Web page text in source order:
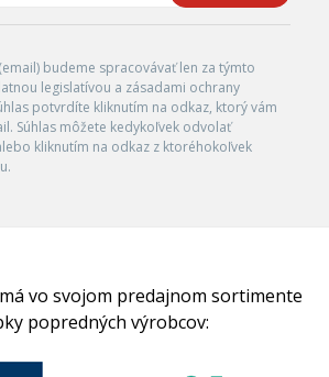
budeme spracovávať len za týmto
legislatívou a zásadami ochrany
potvrdíte kliknutím na odkaz, ktorý vám
Súhlas môžete kedykoľvek odvolať
kliknutím na odkaz z ktoréhokoľvek
vo svojom predajnom sortimente
popredných výrobcov: